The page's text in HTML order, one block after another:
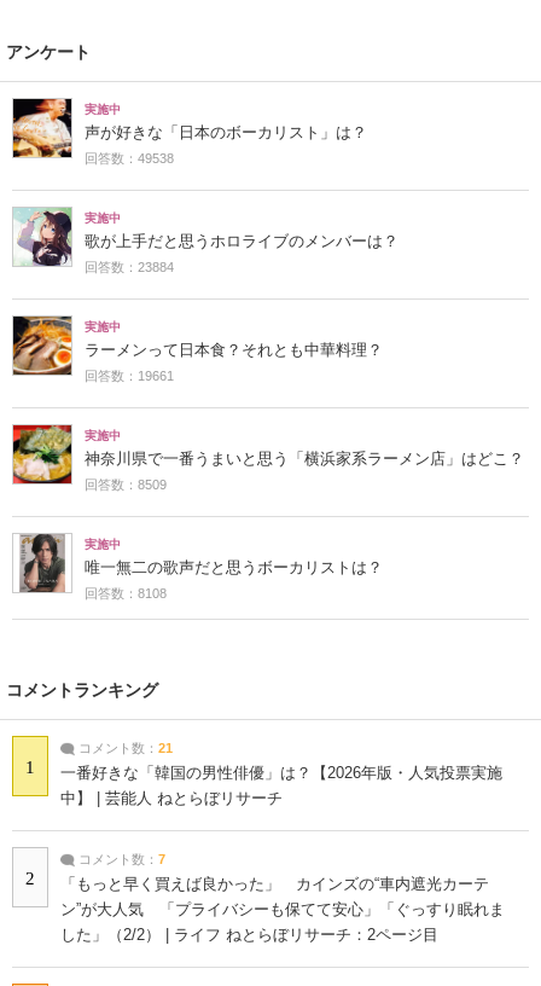
アンケート
実施中
声が好きな「日本のボーカリスト」は？
回答数：49538
実施中
歌が上手だと思うホロライブのメンバーは？
回答数：23884
実施中
ラーメンって日本食？それとも中華料理？
回答数：19661
実施中
神奈川県で一番うまいと思う「横浜家系ラーメン店」はどこ？
回答数：8509
実施中
唯一無二の歌声だと思うボーカリストは？
回答数：8108
コメントランキング
1
コメント数： 21
一番好きな「韓国の男性俳優」は？【2026年版・人気投票実施
中】 | 芸能人 ねとらぼリサーチ
2
コメント数： 7
「もっと早く買えば良かった」 カインズの“車内遮光カーテ
ン”が大人気 「プライバシーも保てて安心」「ぐっすり眠れま
した」（2/2） | ライフ ねとらぼリサーチ：2ページ目